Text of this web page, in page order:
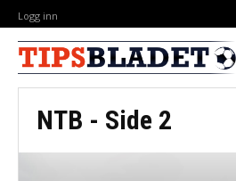
Logg inn
NTB - Side 2